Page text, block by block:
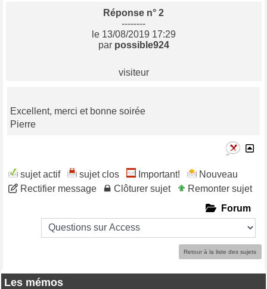
Les mémos
Réponse n° 2
--------
le 13/08/2019 17:29
par possible924
visiteur
Excellent, merci et bonne soirée
Pierre
sujet actif sujet clos Important!
Nouveau
Rectifier message
Clôturer sujet
Remonter sujet
Forum
Retour à la liste des sujets